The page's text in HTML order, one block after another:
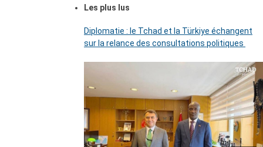
Les plus lus
Diplomatie : le Tchad et la Türkiye échangent
sur la relance des consultations politiques